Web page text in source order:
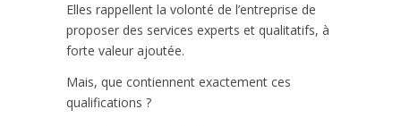
Elles rappellent la volonté de l’entreprise de
proposer des services experts et qualitatifs, à
forte valeur ajoutée.
Mais, que contiennent exactement ces
qualifications ?